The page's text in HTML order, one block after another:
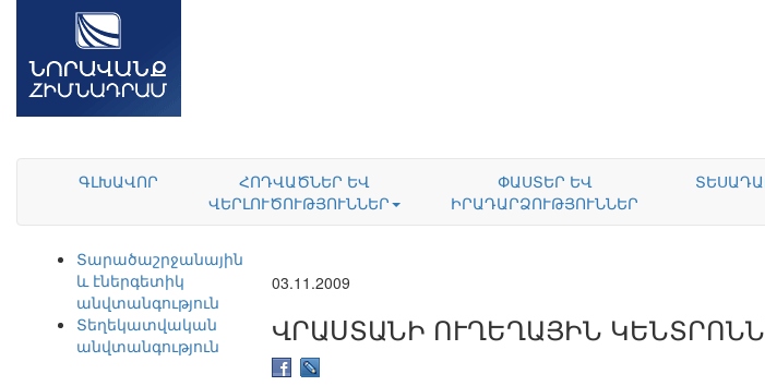
ԳԼԽԱՎՈՐ
ՀՈԴՎԱԾՆԵՐ ԵՎ
ՎԵՐԼՈՒԾՈՒԹՅՈՒՆՆԵՐ
ՓԱՍՏԵՐ ԵՎ
ԻՐԱԴԱՐՁՈՒԹՅՈՒՆՆԵՐ
Տարածաշրջանային
և էներգետիկ
անվտանգություն
Տեղեկատվական
անվտանգություն
03.11.2009
ՎՐԱՍՏԱՆԻ ՈՒՂԵՂԱՅԻՆ